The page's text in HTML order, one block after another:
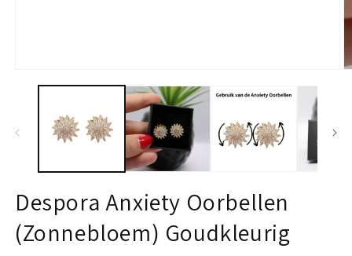
media
Despora Anxiety Oorbellen
(Zonnebloem) Goudkleurig